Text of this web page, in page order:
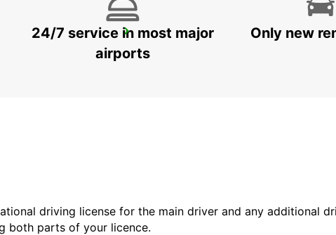
HARARE OFFICE
24/7 service in most major
airports
Only new
driving license for the main driver and any additional
both parts of your licence.